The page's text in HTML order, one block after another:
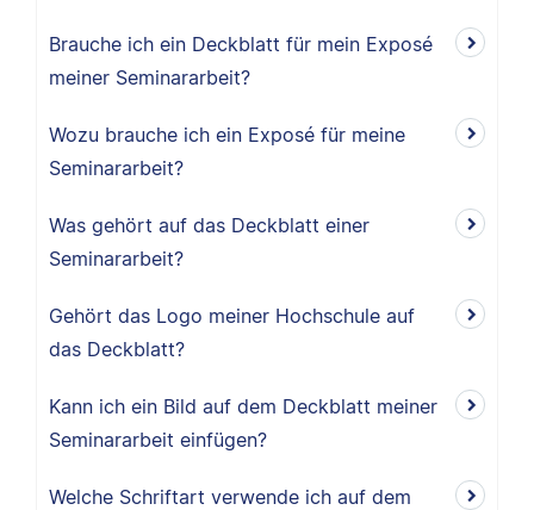
Brauche ich ein Deckblatt für mein Exposé
meiner Seminararbeit?
Wozu brauche ich ein Exposé für meine
Seminararbeit?
Was gehört auf das Deckblatt einer
Seminararbeit?
Gehört das Logo meiner Hochschule auf
das Deckblatt?
Kann ich ein Bild auf dem Deckblatt meiner
Seminararbeit einfügen?
Welche Schriftart verwende ich auf dem